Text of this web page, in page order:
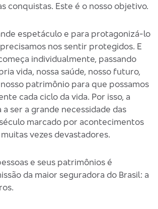
conquistas. Este é o nosso objetivo.
espetáculo e para protagonizá-lo
nos sentir protegidos. E
individualmente, passando
vida, nossa saúde, nosso futuro,
patrimônio para que possamos
cada ciclo da vida. Por isso, a
ser a grande necessidade das
marcado por acontecimentos
vezes devastadores.
e seus patrimônios é
da maior seguradora do Brasil: a